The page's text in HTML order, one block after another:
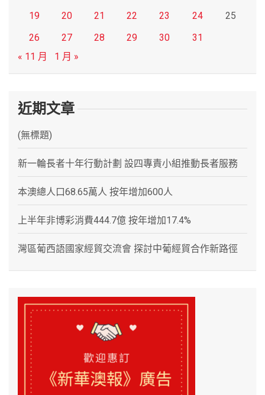
19
20 21 22 23 24
25
26
27 28 29 30
31
« 11 月
1 月 »
近期文章
(無標題)
新一輪長者十年行動計劃 設四專責小組推動長者服務
本澳總人口68.65萬人 按年增加600人
上半年非博彩消費444.7億 按年增加17.4%
灣區葡西語國家經貿交流會 探討中葡經貿合作新路徑